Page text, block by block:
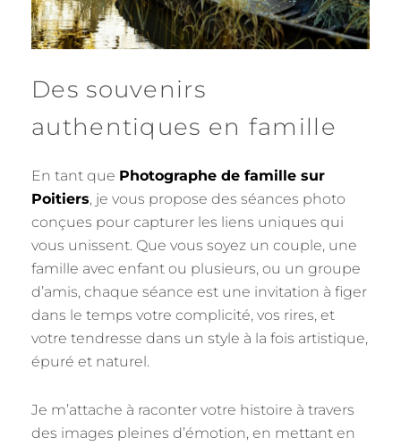
Des souvenirs
authentiques en famille
En tant que Photographe de famille sur
Poitiers, je vous propose des séances photo
conçues pour capturer les liens uniques qui
vous unissent. Que vous soyez un couple, une
famille avec enfant ou plusieurs, ou un groupe
d’amis, chaque séance est une invitation à figer
dans le temps votre complicité, vos rires, et
votre tendresse dans un style à la fois artistique,
épuré et naturel.
Je m’attache à raconter votre histoire à travers
des images pleines d’émotion, en mettant en